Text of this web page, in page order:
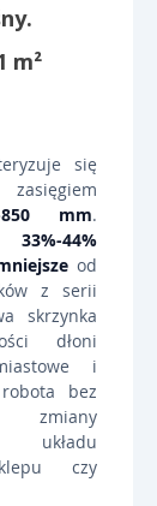
m²
się
850 mm.
33%-44%
od
z serii
skrzynka
dłoni
i
bez
zmiany
układu
czy